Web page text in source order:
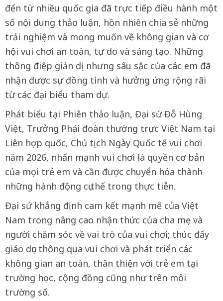
đến từ nhiều quốc gia đã trực tiếp điều hành một
số nội dung thảo luận, hồn nhiên chia sẻ những
trải nghiệm và mong muốn về không gian và cơ
hội vui chơi an toàn, tự do và sáng tạo. Những
thông điệp giản dị nhưng sâu sắc của các em đã
nhận được sự đồng tình và hưởng ứng rộng rãi
từ các đại biểu tham dự.
Phát biểu tại Phiên thảo luận, Đại sứ Đỗ Hùng
Việt, Trưởng Phái đoàn thường trực Việt Nam tại
Liên hợp quốc, Chủ tịch Ngày Quốc tế vui chơi
năm 2026, nhấn mạnh vui chơi là quyền cơ bản
của mọi trẻ em và cần được chuyển hóa thành
những hành động cụ thể trong thực tiễn.
Đại sứ khẳng định cam kết mạnh mẽ của Việt
Nam trong nâng cao nhận thức của cha mẹ và
người chăm sóc về vai trò của vui chơi; thúc đẩy
giáo dục thông qua vui chơi và phát triển các
không gian an toàn, thân thiện với trẻ em tại
trường học, cộng đồng cũng như trên môi
trường số.